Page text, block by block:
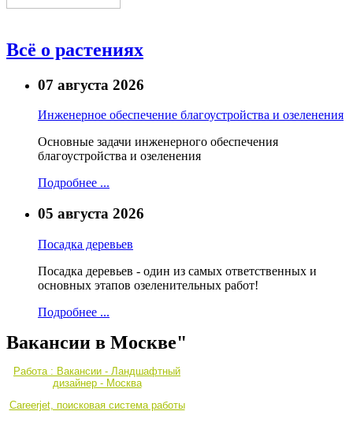
Всё о растениях
07 августа 2026
Инженерное обеспечение благоустройства и озеленения
Основные задачи инженерного обеспечения
благоустройства и озеленения
Подробнее ...
05 августа 2026
Посадка деревьев
Посадка деревьев - один из самых ответственных и
основных этапов озеленительных работ!
Подробнее ...
Вакансии в Москве"
Работа : Вакансии - Ландшафтный
дизайнер - Москва
Careerjet, поисковая система работы